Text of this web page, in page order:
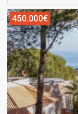
450.000€